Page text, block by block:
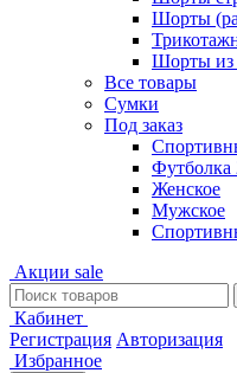
Шорты
Шорты из
Все товары
Сумки
Под заказ
Футболка
Женское
Мужское
Акции sale
Кабинет
Регистрация Авторизация
Избранное